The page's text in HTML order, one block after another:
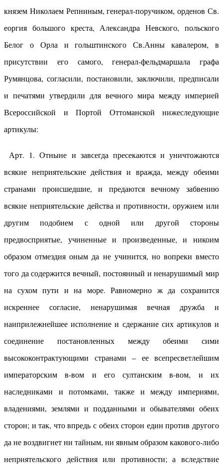
князем Николаем Репниным, генерал-поручиком, орденов Св.
еоргия большого креста, Александра Невского, польского
Белог о Орла и гольштинского Св.Анны кавалером, в
присутствии его самого, генерал-фельдмаршала графа
Румянцова, согласили, постановили, заключили, предписали
и печатями утвердили для вечного мира между империей
Всероссийской и Портой Оттоманской нижеследующие
артикулы:
Арт. 1. Отныне и завсегда пресекаются и уничтожаются
всякие неприятельские действия и вражда, между обеими
странами происшедшие, и предаются вечному забвению
всякие неприятельские действа и противности, оружием или
другим подобием с одной или другой стороны
предвосприятые, учиненные и произведенные, и никоим
образом отмездия оным да не учинится, но вопреки вместо
того да содержится вечный, постоянный и ненарушимый мир
на сухом пути и на море. Равномерно ж да сохранится
искреннее согласие, ненарушимая вечная дружба и
наиприлежнейшее исполнение и сдержание сих артикулов и
соединение постановленных между обеими сими
высококонтрактующими странами – ее всепресветлейшим
императорским в-вом и его султанским в-вом, и их
наследниками и потомками, также и между империями,
владениями, землями и подданными и обывателями обеих
сторон; и так, что впредь с обеих сторон един против другого
да не воздвигнет ни тайным, ни явным образом какового-либо
неприятельского действия или противности; а вследствие